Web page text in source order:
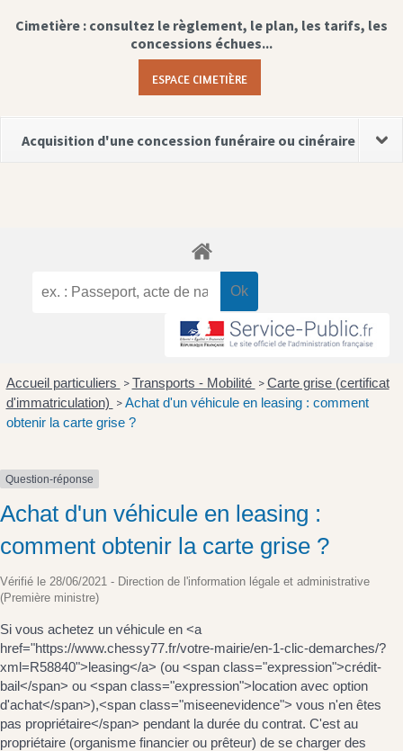
Cimetière : consultez le règlement, le plan, les tarifs, les
concessions échues...
ESPACE CIMETIÈRE
Acquisition d'une concession funéraire ou cinéraire
Accueil particuliers > Transports - Mobilité > Carte grise (certificat
d'immatriculation) > Achat d'un véhicule en leasing : comment
obtenir la carte grise ?
Question-réponse
Achat d'un véhicule en leasing :
comment obtenir la carte grise ?
Vérifié le 28/06/2021 - Direction de l'information légale et administrative
(Première ministre)
Si vous achetez un véhicule en <a
href="https://www.chessy77.fr/votre-mairie/en-1-clic-demarches/?
xml=R58840">leasing</a> (ou <span class="expression">crédit-
bail</span> ou <span class="expression">location avec option
d'achat</span>),<span class="miseenevidence"> vous n'en êtes
pas propriétaire</span> pendant la durée du contrat. C'est au
propriétaire (organisme financier ou prêteur) de se charger des